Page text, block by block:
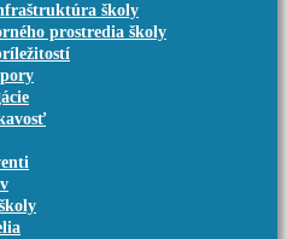
školy
prostredia školy